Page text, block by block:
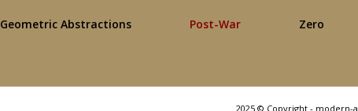
Geometric Abstractions Post-War Zero
2025 © Copyright - modern-